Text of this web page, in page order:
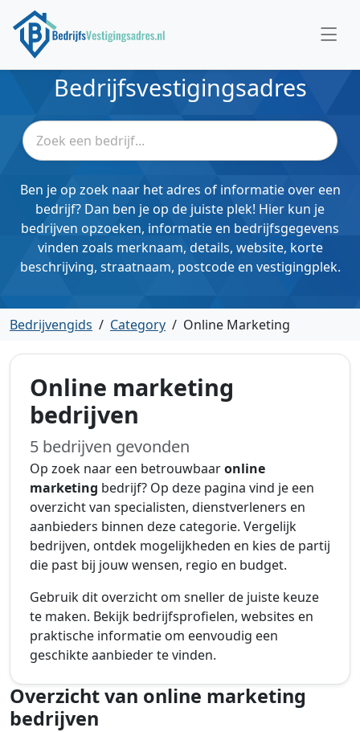
Bedrijfsvestigingsadres
Ben je op zoek naar het adres of informatie over een
bedrijf? Dan ben je op de juiste plek! Hier kun je
bedrijven opzoeken, informatie en bedrijfsgegevens
vinden zoals merknaam, details, website, korte
beschrijving, straatnaam, postcode en vestigingplek.
Bedrijvengids / Category / Online Marketing
Online marketing
bedrijven
5 bedrijven gevonden
Op zoek naar een betrouwbaaronline
marketing bedrijf? Op deze pagina vind je een
overzicht van specialisten, dienstverleners en
aanbieders binnen deze categorie. Vergelijk
bedrijven, ontdek mogelijkheden en kies de partij
die past bij jouw wensen, regio en budget.
Gebruik dit overzicht om sneller de juiste keuze
te maken. Bekijk bedrijfsprofielen, websites en
praktische informatie om eenvoudig een
geschikte aanbieder te vinden.
Overzicht van online marketing
bedrijven